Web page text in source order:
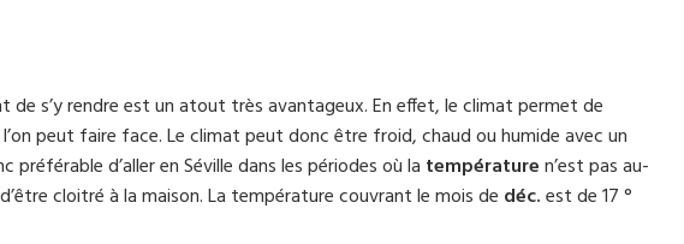
de s’y rendre est un atout très avantageux. En effet, le climat permet de
peut faire face. Le climat peut donc être froid, chaud ou humide avec un
d’aller en Séville dans les périodes où la températuren’est pas au-
cloitré à la maison. La température couvrant le mois de déc.est de 17 °